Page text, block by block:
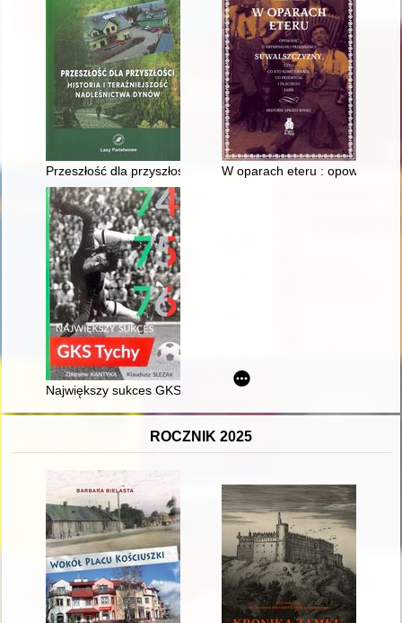
Przeszłość dla przyszłości : historia i teraźniejszość
W oparach eteru : opowieść o
Największy sukces GKS Tychy
ROCZNIK 2025